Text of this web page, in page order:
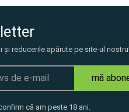
reducerile apărute pe site-ul
mă
că am peste 18 ani.